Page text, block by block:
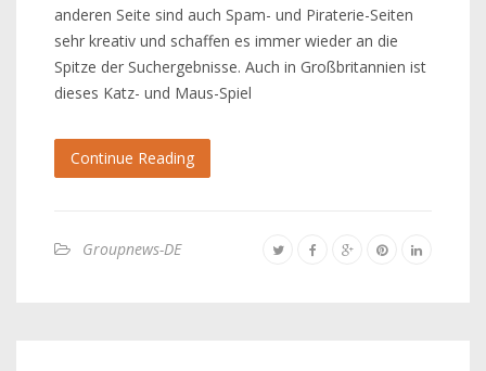
anderen Seite sind auch Spam- und Piraterie-Seiten
sehr kreativ und schaffen es immer wieder an die
Spitze der Suchergebnisse. Auch in Großbritannien ist
dieses Katz- und Maus-Spiel
Continue Reading
Groupnews-DE